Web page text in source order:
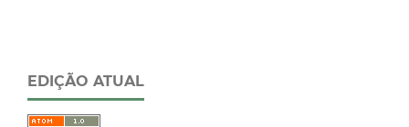
EDIÇÃO ATUAL